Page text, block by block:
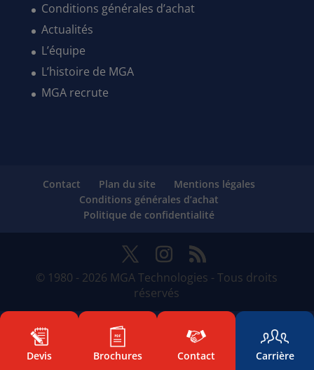
Conditions générales d’achat
Actualités
L’équipe
L’histoire de MGA
MGA recrute
Contact Plan du site
Mentions légales
Conditions générales d’achat
Politique de confidentialité
© 1980 - 2026 MGA Technologies - Tous droits
réservés
Devis Brochures Contact Carrière